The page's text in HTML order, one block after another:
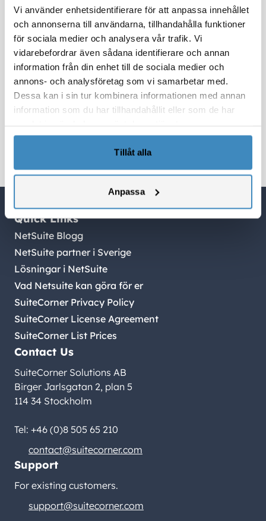
Vi använder enhetsidentifierare för att anpassa innehållet
och annonserna till användarna, tillhandahålla funktioner
för sociala medier och analysera vår trafik. Vi
vidarebefordrar även sådana identifierare och annan
information från din enhet till de sociala medier och
annons- och analysföretag som vi samarbetar med.
Dessa kan i sin tur kombinera informationen med annan
information som du har tillhandahållit eller som de har
Tillåt alla
Anpassa
växer.
På SuiteCorner hjälper vi både nordiska och
internationella företag att implementera, utveckla
och förvalta NetSuite. Vi stöttar även
internationella koncerner som villetablera svenska
dotterbolagoch säkerställer att den svenska
verksamheten sätts upp enligt lokala
Quick Links
NetSuite Blogg
NetSuite partner i Sverige
Lösningar i NetSuite
Vad Netsuite kan göra för er
SuiteCorner Privacy Policy
SuiteCorner License Agreement
SuiteCorner List Prices
Contact Us
SuiteCorner Solutions AB
Birger Jarlsgatan 2, plan 5
114 34 Stockholm
Tel: +46 (0)8 505 65 210
contact@suitecorner.com
Support
For existing customers.
support@suitecorner.com